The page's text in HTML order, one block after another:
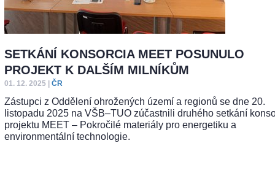
SETKÁNÍ KONSORCIA MEET POSUNULO
PROJEKT K DALŠÍM MILNÍKŮM
01. 12. 2025 ČR
Zástupci z Oddělení ohrožených území a regionů se dne 20.
listopadu 2025 na VŠB–TUO zúčastnili druhého setkání
projektu MEET – Pokročilé materiály pro energetiku a
environmentální technologie.